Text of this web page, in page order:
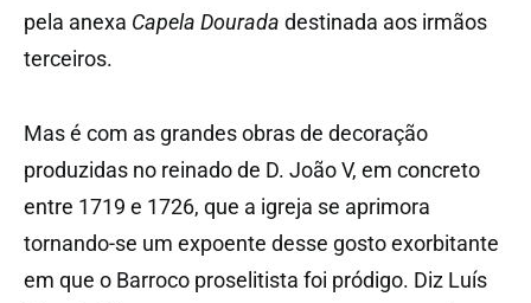
pela anexa Capela Dourada destinada aos irmãos
terceiros.
Mas é com as grandes obras de decoração
produzidas no reinado de D. João V, em concreto
entre 1719 e 1726, que a igreja se aprimora
tornando-se um expoente desse gosto exorbitante
em que o Barroco proselitista foi pródigo. Diz Luís